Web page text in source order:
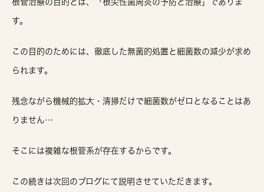
す。
この目的のためには、徹底した無菌的処置と細菌数の減少が求め
られます。
残念ながら機械的拡大・清掃だけで細菌数がゼロとなることはあ
りません…
そこには複雑な根管系が存在するからです。
この続きは次回のブログにて説明させていただきます。